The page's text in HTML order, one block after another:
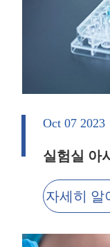
Oct 07 2023
실험실 아
자세히 알